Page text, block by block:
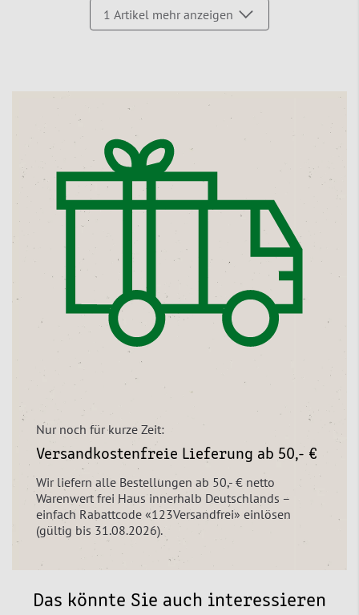
1 Artikel mehr anzeigen
Nur noch für kurze Zeit:
Versandkostenfreie Lieferung ab 50,- €
Wir liefern alle Bestellungen ab 50,- € netto
Warenwert frei Haus innerhalb Deutschlands –
einfach Rabattcode «123Versandfrei» einlösen
(gültig bis 31.08.2026).
Das könnte Sie auch interessieren